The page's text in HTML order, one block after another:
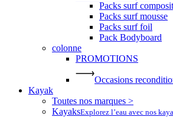
Packs surf
Packs surf mousse
Packs surf foil
Pack Bodyboard
colonne
PROMOTIONS
Occasions
Kayak
Toutes nos marques >
KayaksExplorez l’eau avec nos